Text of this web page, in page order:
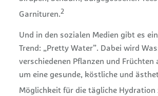
Garnituren.2
Und in den sozialen Medien gibt es
Trend: „Pretty Water”. Dabei wird
verschiedenen Pflanzen und Früchten
um eine gesunde, köstliche und
Möglichkeit für die tägliche Hydration